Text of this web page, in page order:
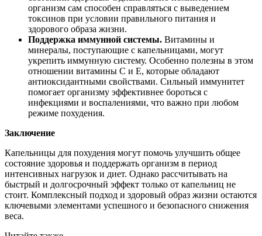
организм сам способен справляться с выведением
токсинов при условии правильного питания и
здорового образа жизни.
Поддержка иммунной системы. Витамины и
минералы, поступающие с капельницами, могут
укрепить иммунную систему. Особенно полезны в этом
отношении витамины С и Е, которые обладают
антиоксидантными свойствами. Сильный иммунитет
помогает организму эффективнее бороться с
инфекциями и воспалениями, что важно при любом
режиме похудения.
Заключение
Капельницы для похудения могут помочь улучшить общее
состояние здоровья и поддержать организм в период
интенсивных нагрузок и диет. Однако рассчитывать на
быстрый и долгосрочный эффект только от капельниц не
стоит. Комплексный подход и здоровый образ жизни остаются
ключевыми элементами успешного и безопасного снижения
веса.